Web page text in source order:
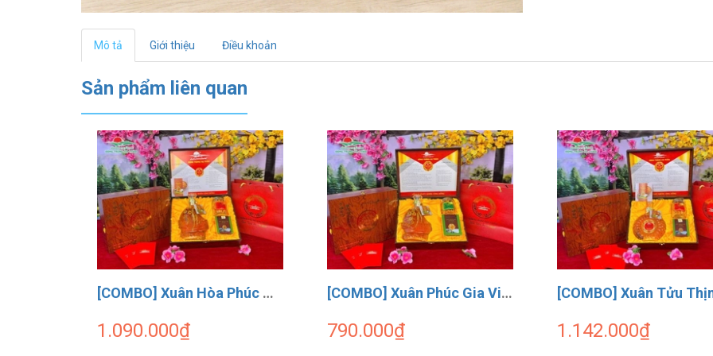
Mô tả Giới thiệu Điều khoản
Sản phẩm liên quan
[COMBO] Xuân Hòa Phúc Tửu Dalanewfarm ( 1 Rượu Thuyền 500ml + 1 ĐTHT Size 3 10g + 1 Mật ong ĐTHT 180ml )
1.090.000₫
[COMBO] Xuân Phúc Gia Viên Dalanewfarm ( 1 Rượu Thuyền 500ml + 1 ĐTHT Size 4 10g + 1 Hồng Treo Gió 150g )
790.000₫ 1.142.000₫